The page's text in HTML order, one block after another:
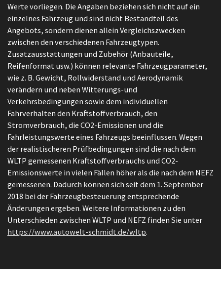
Werte vorliegen. Die Angaben beziehen sich nicht auf ein
einzelnes Fahrzeug und sind nicht Bestandteil des
Angebots, sondern dienen allein Vergleichszwecken
zwischen den verschiedenen Fahrzeugtypen.
Zusatzausstattungen und Zubehör (Anbauteile,
Reifenformat usw.) können relevante Fahrzeugparameter,
wie z. B. Gewicht, Rollwiderstand und Aerodynamik
verändern und neben Witterungs-und
Verkehrsbedingungen sowie dem individuellen
Fahrverhalten den Kraftstoffverbrauch, den
Stromverbrauch, die CO2-Emissionen und die
Fahrleistungswerte eines Fahrzeugs beeinflussen. Wegen
der realistischeren Prüfbedingungen sind die nach dem
WLTP gemessenen Kraftstoffverbrauchs und CO2-
Emissionswerte in vielen Fällen höher als die nach dem NEFZ
gemessenen. Dadurch können sich seit dem 1. September
2018 bei der Fahrzeugbesteuerung entsprechende
Änderungen ergeben. Weitere Informationen zu den
Unterschieden zwischen WLTP und NEFZ finden Sie unter
https://www.autowelt-schmidt.de/wltp.